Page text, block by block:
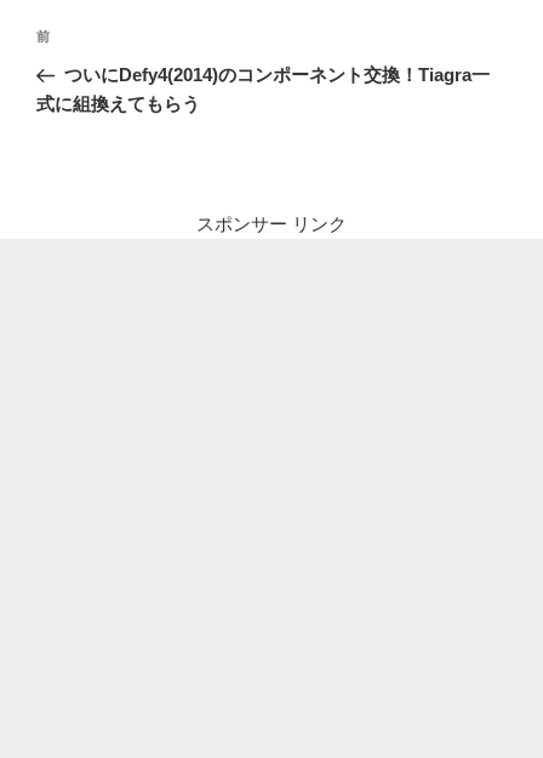
投
ナ
前
の
投
前
ついにDefy4(2014)のコンポーネント交換！Tiagra一
式に組換えてもらう
スポンサー リンク